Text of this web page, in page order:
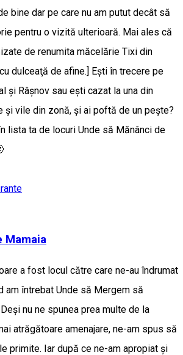
bine dar pe care nu am putut decât să
pentru o vizită ulterioară. Mai ales că
de renumita măcelărie Tixi din
dulceaţă de afine.] Eşti în trecere pe
şi Râşnov sau eşti cazat la una din
şi vile din zonă, şi ai poftă de un peşte?
lista ta de locuri Unde să Mănânci de
Mamaia
a fost locul către care ne-au îndrumat
am întrebat Unde să Mergem să
nu ne spunea prea multe de la
atrăgătoare amenajare, ne-am spus să
primite. Iar după ce ne-am apropiat și